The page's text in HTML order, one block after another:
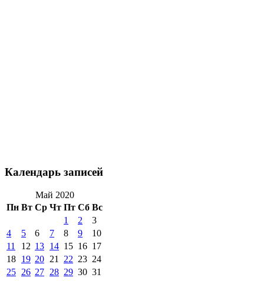
Календарь записей
Май 2020
Пн Вт Ср Чт Пт Сб Вс
1 2
3
4
5 6 7 8 9
10
11
12 13 14 15 16 17
18 19 20 21 22 23 24
25 26 27 28 29 30 31